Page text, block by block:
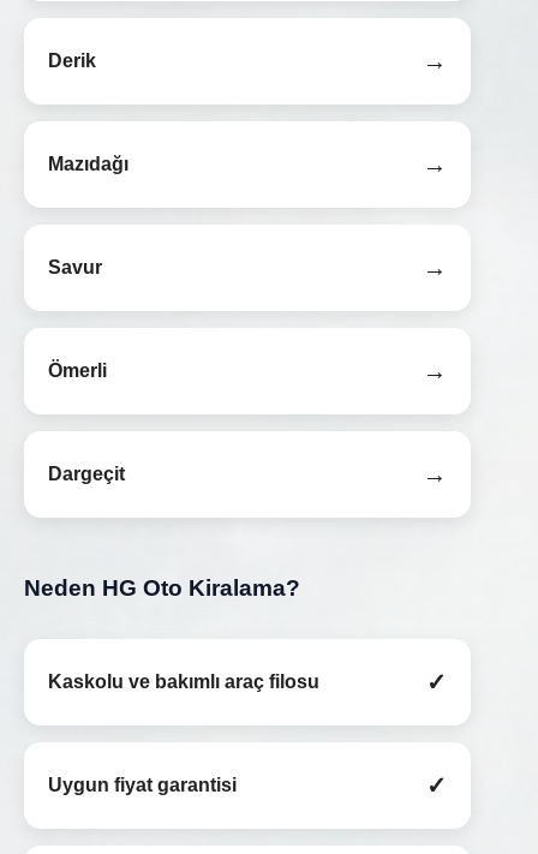
Derik →
Mazıdağı →
Savur →
Ömerli →
Dargeçit →
Neden HG Oto Kiralama?
Kaskolu ve bakımlı araç filosu ✓
Uygun fiyat garantisi ✓